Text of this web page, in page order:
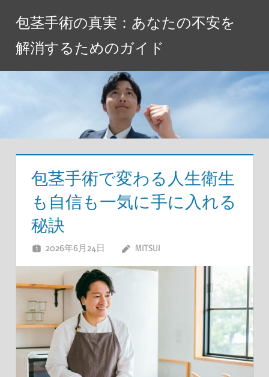
包茎手術の真実：あなたの不安を
解消するためのガイド
包茎手術で変わる人生衛生
も自信も一気に手に入れる
秘訣
2026年6月24日 MITSUI